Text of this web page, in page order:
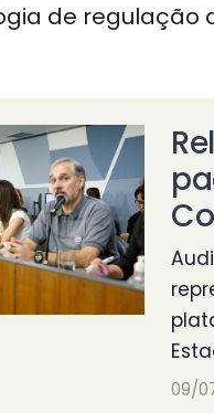
de regulação
09/